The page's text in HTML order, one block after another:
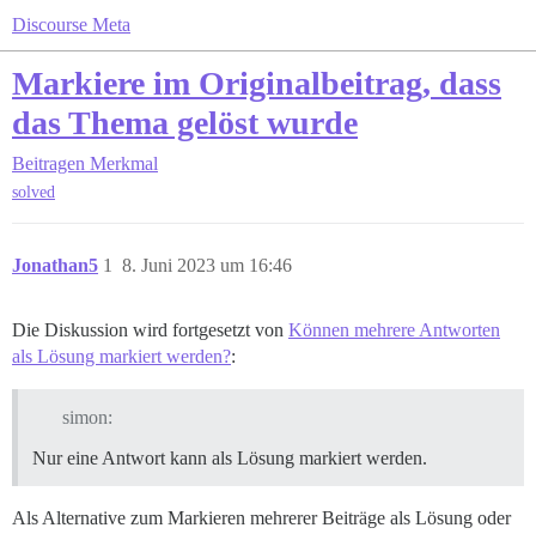
Discourse Meta
Markiere im Originalbeitrag, dass
das Thema gelöst wurde
Beitragen Merkmal
solved
Jonathan5 8. Juni 2023 um 16:46
1
Die Diskussion wird fortgesetzt von Können mehrere Antworten
als Lösung markiert werden?:
simon:
Nur eine Antwort kann als Lösung markiert werden.
Als Alternative zum Markieren mehrerer Beiträge als Lösung oder